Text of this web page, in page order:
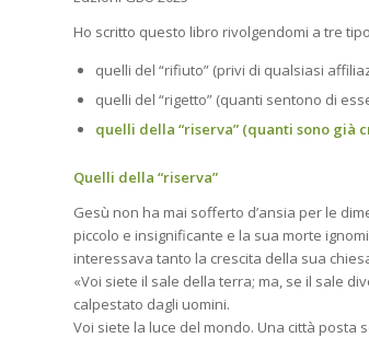
Ho scritto questo libro rivolgendomi a tre
quelli del “rifiuto” (privi di qualsiasi
quelli del “rigetto” (quanti sentono di
quelli della “riserva” (quanti sono già
Quelli della “riserva”
Gesù non ha mai sofferto d’ansia per le
piccolo e insignificante e la sua morte
interessava tanto la crescita della sua
«Voi siete il sale della terra; ma, se il sale
calpestato dagli uomini.
Voi siete la luce del mondo. Una città